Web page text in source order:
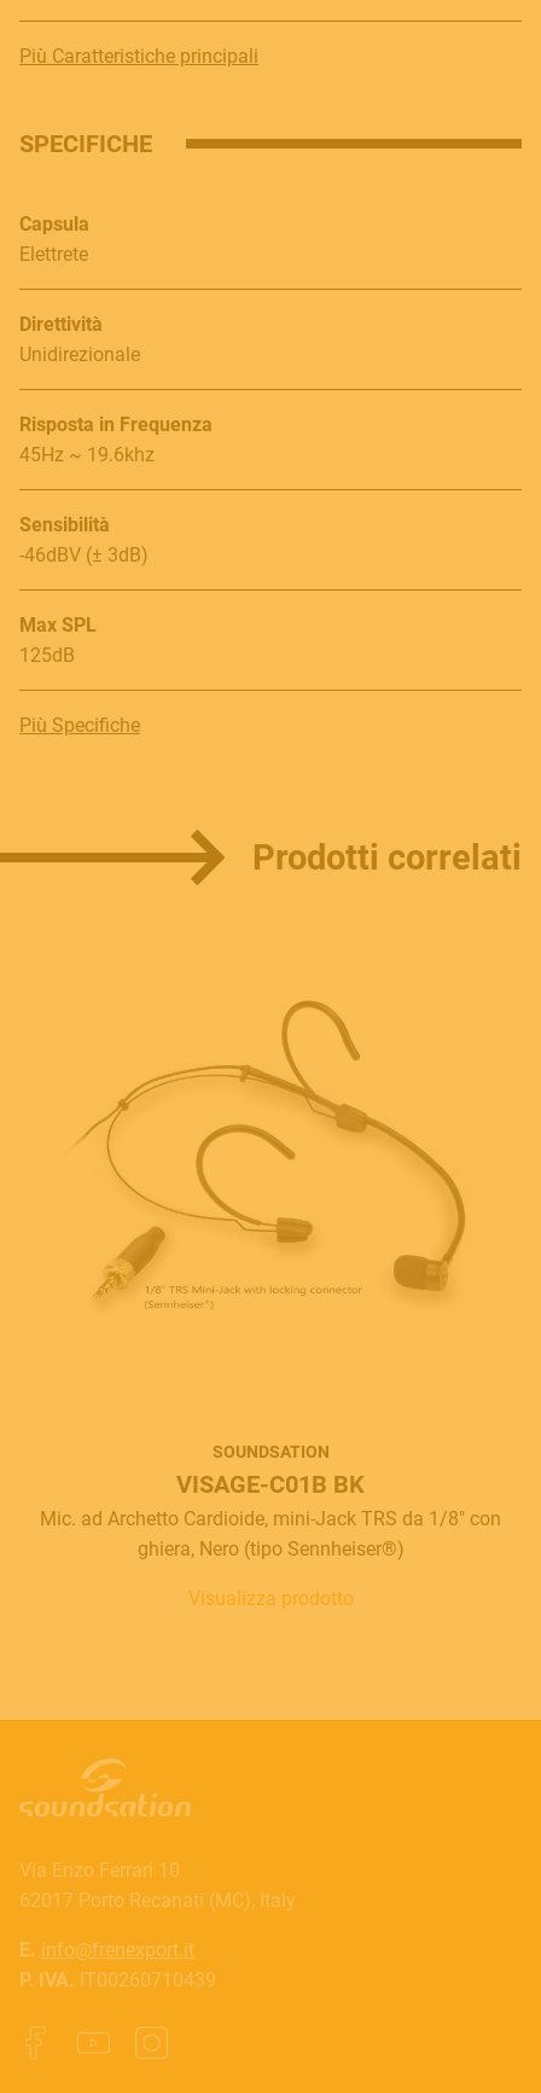
Più Caratteristiche principali
SPECIFICHE
Capsula
Elettrete
Direttività
Unidirezionale
Risposta in Frequenza
45Hz ~ 19.6khz
Sensibilità
-46dBV (± 3dB)
Max SPL
125dB
Più Specifiche
Prodotti correlati
SOUNDSATION
VISAGE-C01B BK
Mic. ad Archetto Cardioide, mini-Jack TRS da 1/8" con
ghiera, Nero (tipo Sennheiser®)
Visualizza prodotto
Via Enzo Ferrari 10
62017 Porto Recanati (MC), Italy
E. info@frenexport.it
P. IVA. IT00260710439